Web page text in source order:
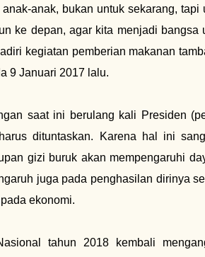
anak, bukan untuk sekarang,
ke depan, agar kita menjadi bangsa
kegiatan pemberian makanan
9 Januari 2017 lalu.
saat ini berulang kali Presiden
dituntaskan. Karena hal ini
gizi buruk akan mempengaruhi
juga pada penghasilan dirinya
ekonomi.
tahun 2018 kembali